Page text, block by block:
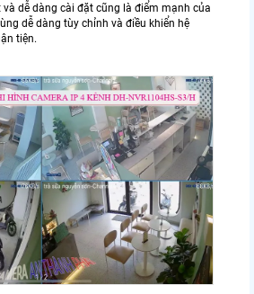
dễ dàng cài đặt cũng là điểm mạnh của
dễ dàng tùy chỉnh và điều khiển hệ
tiện.